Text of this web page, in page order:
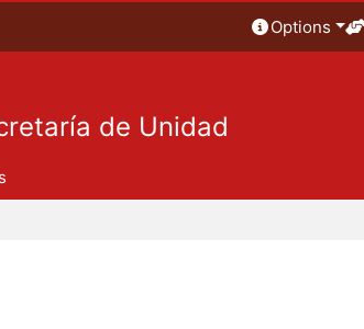
Options
de Unidad